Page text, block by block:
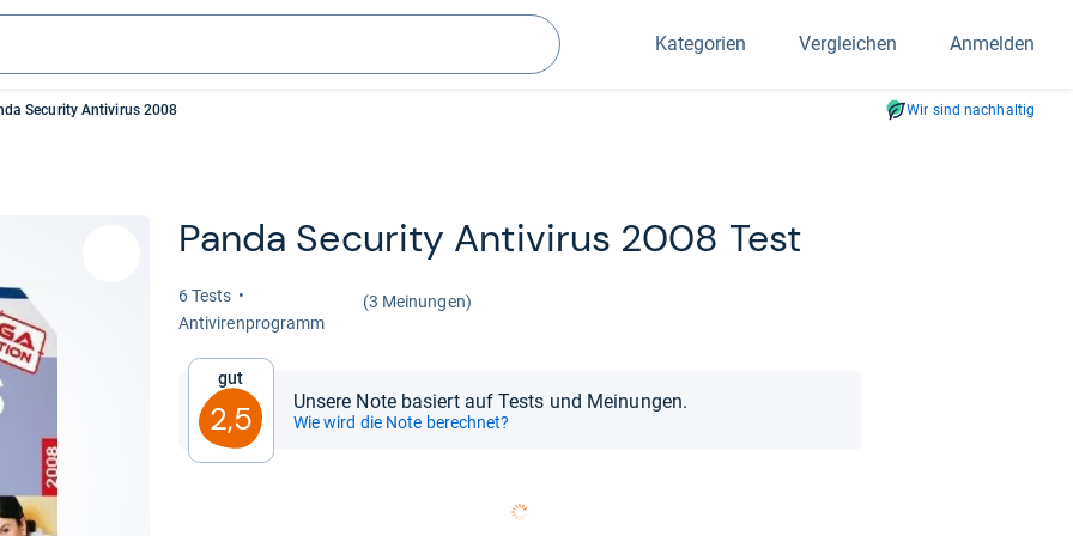
Suchen
Kategorien Vergleichen Anmelden
Security Antivirus 2008 Wir sind nachhaltig
Panda Secu­rity Anti­vi­rus 2008 Test
6 Tests
(3 Meinungen)
Anti­vi­ren­pro­gramm
Gut
2,5 Unsere Note basiert auf Tests und Meinungen.
Wie wird die Note berechnet?